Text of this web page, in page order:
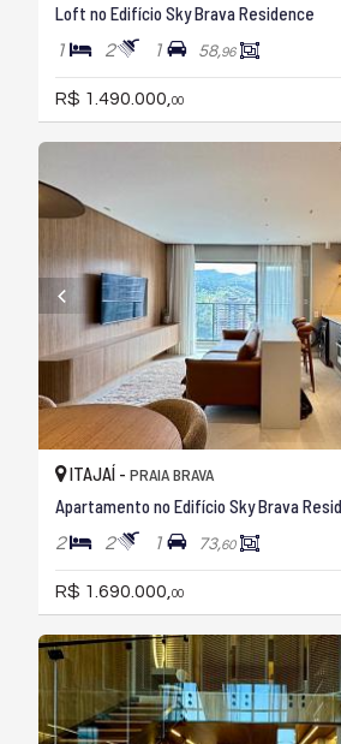
Loft no Edifício Sky Brava Residence
1 2 1 58,96
R$ 1.490.000,00
ITAJAÍ - PRAIA BRAVA
Apartamento no Edifício Sky Brava
2 2 1 73,60
R$ 1.690.000, 00